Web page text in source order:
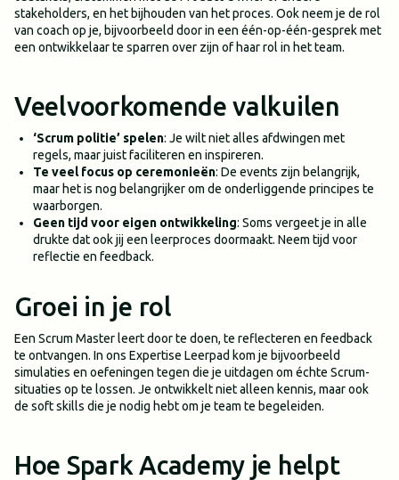
stakeholders, en het bijhouden van het proces. Ook neem je de rol
van coach op je, bijvoorbeeld door in een één-op-één-gesprek met
een ontwikkelaar te sparren over zijn of haar rol in het team.
Veelvoorkomende valkuilen
‘Scrum politie’ spelen: Je wilt niet alles afdwingen met
regels, maar juist faciliteren en inspireren.
Te veel focus op ceremonieën: De events zijn belangrijk,
maar het is nog belangrijker om de onderliggende principes te
waarborgen.
Geen tijd voor eigen ontwikkeling: Soms vergeet je in alle
drukte dat ook jij een leerproces doormaakt. Neem tijd voor
reflectie en feedback.
Groei in je rol
Een Scrum Master leert door te doen, te reflecteren en feedback
te ontvangen. In ons Expertise Leerpad kom je bijvoorbeeld
simulaties en oefeningen tegen die je uitdagen om échte Scrum-
situaties op te lossen. Je ontwikkelt niet alleen kennis, maar ook
de soft skills die je nodig hebt om je team te begeleiden.
Hoe Spark Academy je helpt